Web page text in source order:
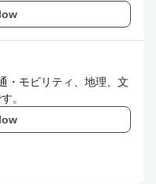
モビリティ、地理、文
。